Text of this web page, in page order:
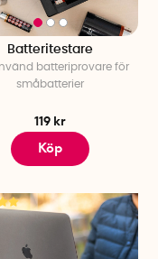
Batteritestare
batteriprovare för
småbatterier
119 kr
Köp